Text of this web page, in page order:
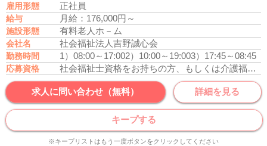
雇用形態 正社員
給与 月給：176,000円～
施設形態 有料老人ホ－ム
会社名 社会福祉法人吉野誠心会
勤務時間 1）08:00～17:002）10:00～19:003）17:45～08:45
応募資格 社会福祉士資格をお持ちの方、もしくは介護福祉士資格をお持ちの方
求人に問い合わせ（無料） 詳細を見る
キープする
※キープリストはもう一度ボタンをクリックしてください